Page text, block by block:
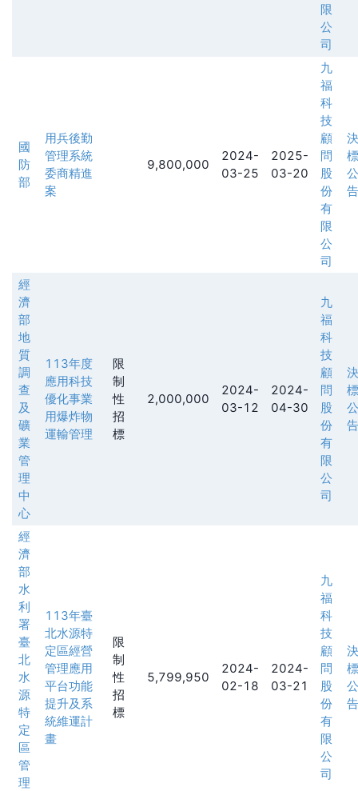
限
公
司
國
防
部
用兵後勤
管理系統
委商精進
案
9,800,000
2024-
03-25
2025-
03-20
九
福
科
技
顧
問
股
份
有
限
公
司
決
標
公
告
經
濟
部
地
質
調
查
及
礦
業
管
理
中
心
113年度
應用科技
優化事業
用爆炸物
運輸管理
限
制
性
招
標
2,000,000
2024-
03-12
2024-
04-30
九
福
科
技
顧
問
股
份
有
限
公
司
決
標
公
告
經
濟
部
水
利
署
臺
北
水
源
特
定
區
管
理
113年臺
北水源特
定區經營
管理應用
平台功能
提升及系
統維運計
畫
限
制
性
招
標
5,799,950
2024-
02-18
2024-
03-21
九
福
科
技
顧
問
股
份
有
限
公
司
決
標
公
告